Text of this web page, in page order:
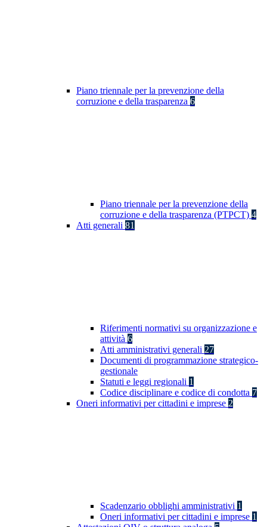
Piano triennale per la prevenzione della
corruzione e della trasparenza 6
Piano triennale per la prevenzione della
corruzione e della trasparenza (PTPCT) 4
Atti generali 81
Riferimenti normativi su organizzazione e
attività 6
Atti amministrativi generali 27
Documenti di programmazione strategico-
gestionale
Statuti e leggi regionali 1
Codice disciplinare e codice di condotta 7
Oneri informativi per cittadini e imprese 2
Scadenzario obblighi amministrativi 1
Oneri informativi per cittadini e imprese 1